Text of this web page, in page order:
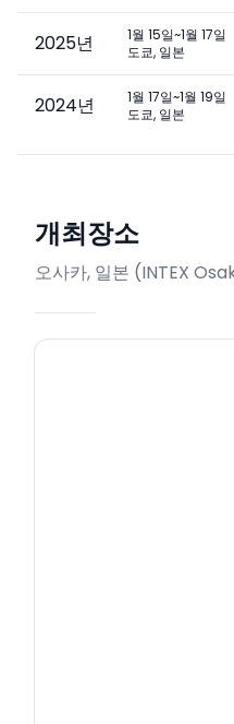
2025년
1월 15일~1월 17일
도쿄, 일본
2024년
1월 17일~1월 19일
도쿄, 일본
개최장소
오사카, 일본 (INTEX